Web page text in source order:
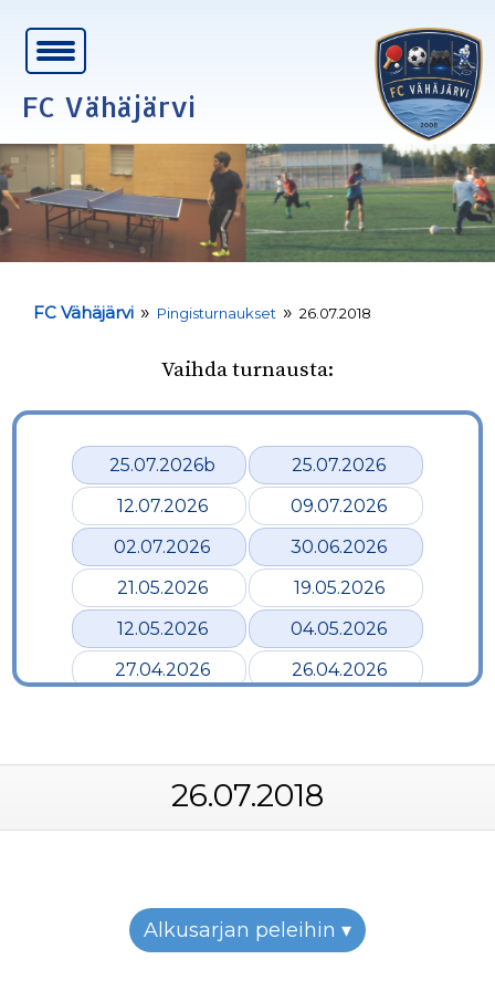
FC Vähäjärvi
FC Vähäjärvi » Pingisturnaukset » 26.07.2018
Vaihda turnausta:
25.07.2026b
25.07.2026
12.07.2026
09.07.2026
02.07.2026
30.06.2026
21.05.2026
19.05.2026
12.05.2026
04.05.2026
27.04.2026
26.04.2026
28.03.2026
24.03.2026
19.03.2026
12.03.2026
26.02.2026
24.02.2026
22.02.2026
19.02.2026
26.07.2018
Alkusarjan peleihin ▾